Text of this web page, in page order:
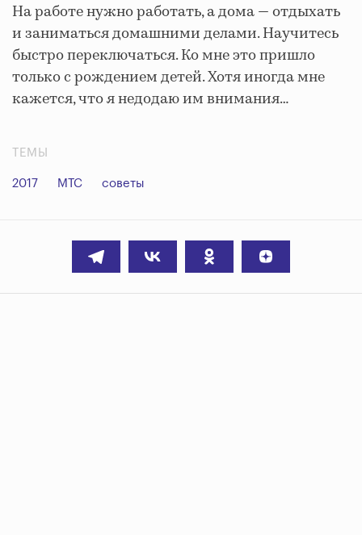
На работе нужно работать, а дома — отдыхать
и заниматься домашними делами. Научитесь
быстро переключаться. Ко мне это пришло
только с рождением детей. Хотя иногда мне
кажется, что я недодаю им внимания…
ТЕМЫ
2017 МТС советы